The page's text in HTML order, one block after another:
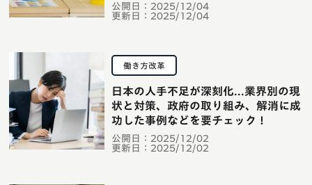
公開日： 2025/12/04
更新日： 2025/12/04
働き方改革
公開日： 2025/12/02
更新日： 2025/12/02
日本の人手不足が深刻化...業界別の現
状と対策、政府の取り組み、解消に成
功した事例などを要チェック！